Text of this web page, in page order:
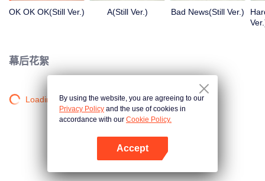
OK OK OK(Still Ver.) A(Still Ver.) Bad News(Still Ver.)
幕后花絮
Loading…By using the website, you are agreeing to our
Privacy Policy and the use of cookies in
accordance with our Cookie Policy.
Accept